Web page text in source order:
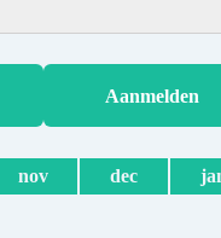
Aanmelden
nov dec